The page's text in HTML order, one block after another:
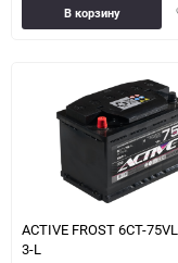
В корзину
ACTIVE FROST 6СТ-
3-L